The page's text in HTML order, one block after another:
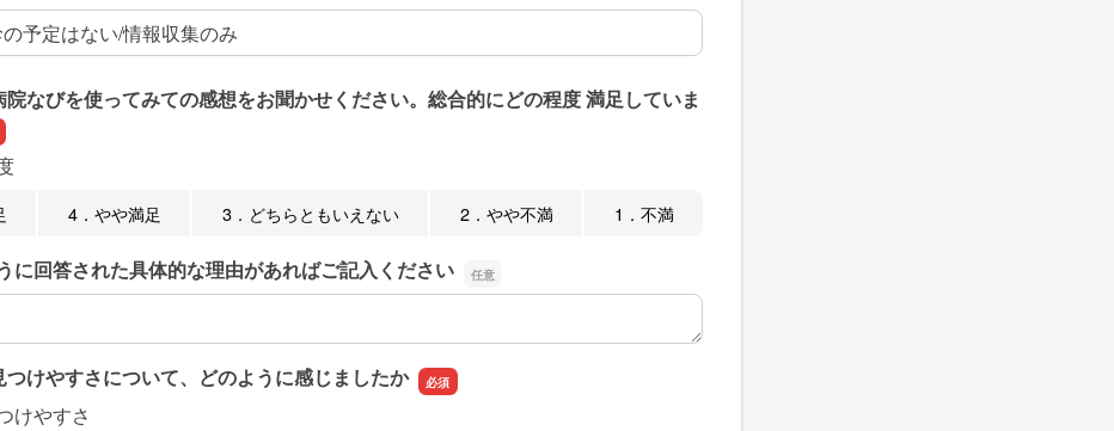
予定はない/情報収集のみ
院なびを使ってみての感想をお聞かせください。総合的にどの程度 満足していま
4．やや満足 3．どちらともいえない 2．やや不満 1．不満
に回答された具体的な理由があればご記入ください
に回答された具体的な理由があればご記入ください
つけやすさについて、どのように感じましたか
けやすさ